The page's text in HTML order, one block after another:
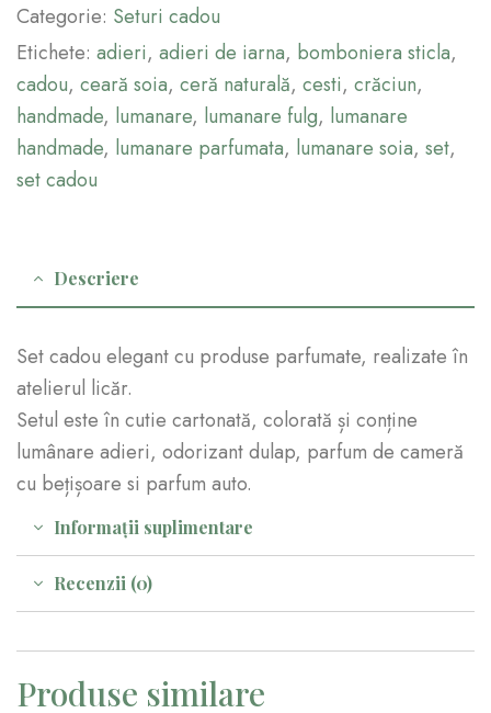
Categorie: Seturi cadou
Etichete: adieri, adieri de iarna, bomboniera sticla,
cadou, ceară soia, ceră naturală, cesti, crăciun,
handmade, lumanare, lumanare fulg, lumanare
handmade, lumanare parfumata, lumanare soia, set,
set cadou
Descriere
Set cadou elegant cu produse parfumate, realizate în
atelierul licăr.
Setul este în cutie cartonată, colorată și conține
lumânare adieri, odorizant dulap, parfum de cameră
cu bețișoare si parfum auto.
Informații suplimentare
Recenzii (0)
Produse similare